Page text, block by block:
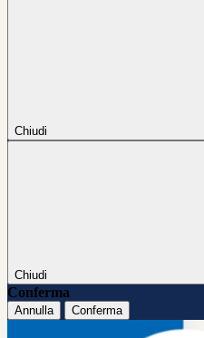
Chiudi
Chiudi
Conferma
Annulla Conferma